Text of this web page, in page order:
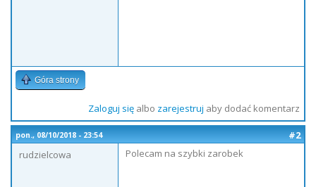
Góra strony
Zaloguj sięalbo zarejestruj aby dodać komentarz
pon., 08/10/2018 - 23:54
#2
rudzielcowa
Polecam na szybki zarobek